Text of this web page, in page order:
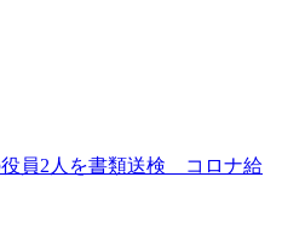
役員2人を書類送検 コロナ給